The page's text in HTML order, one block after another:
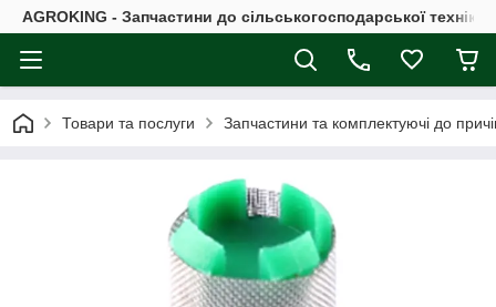
AGROKING - Запчастини до сільськогосподарської
Товари та послуги Запчастини та комплектуючі до